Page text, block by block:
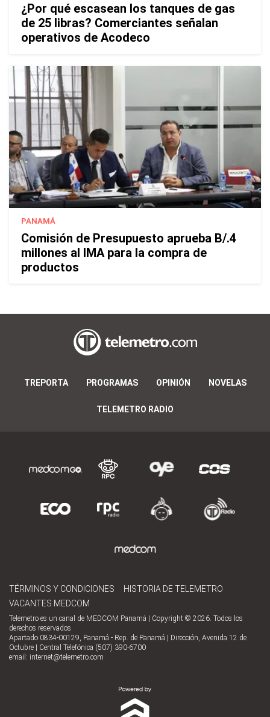
¿Por qué escasean los tanques de gas
de 25 libras? Comerciantes señalan
operativos de Acodeco
PANAMÁ
Comisión de Presupuesto aprueba B/.4
millones al IMA para la compra de
productos
TREPORTA PROGRAMAS OPINIÓN NOVELAS
TELEMETRO RADIO
TÉRMINOS Y CONDICIONES
HISTORIA DE TELEMETRO
VACANTES MEDCOM
Telemetro es un canal de MEDCOM Panamá | Copyright © 2026. Todos los
derechos reservados.
Apartado 0834-00129, Panamá - Rep. de Panamá | Dirección, Avenida 12 de
Octubre | Central Telefónica (507) 390-6700
email: internet@telemetro.com